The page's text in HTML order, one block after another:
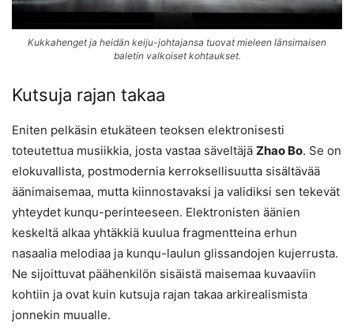
Kukkahenget ja heidän keiju-johtajansa tuovat mieleen länsimaisen
baletin valkoiset kohtaukset.
Kutsuja rajan takaa
Eniten pelkäsin etukäteen teoksen elektronisesti
toteutettua musiikkia, josta vastaa säveltäjä Zhao Bo. Se on
elokuvallista, postmodernia kerroksellisuutta sisältävää
äänimaisemaa, mutta kiinnostavaksi ja validiksi sen tekevät
yhteydet kunqu-perinteeseen. Elektronisten äänien
keskeltä alkaa yhtäkkiä kuulua fragmentteina erhun
nasaalia melodiaa ja kunqu-laulun glissandojen kujerrusta.
Ne sijoittuvat päähenkilön sisäistä maisemaa kuvaaviin
kohtiin ja ovat kuin kutsuja rajan takaa arkirealismista
jonnekin muualle.